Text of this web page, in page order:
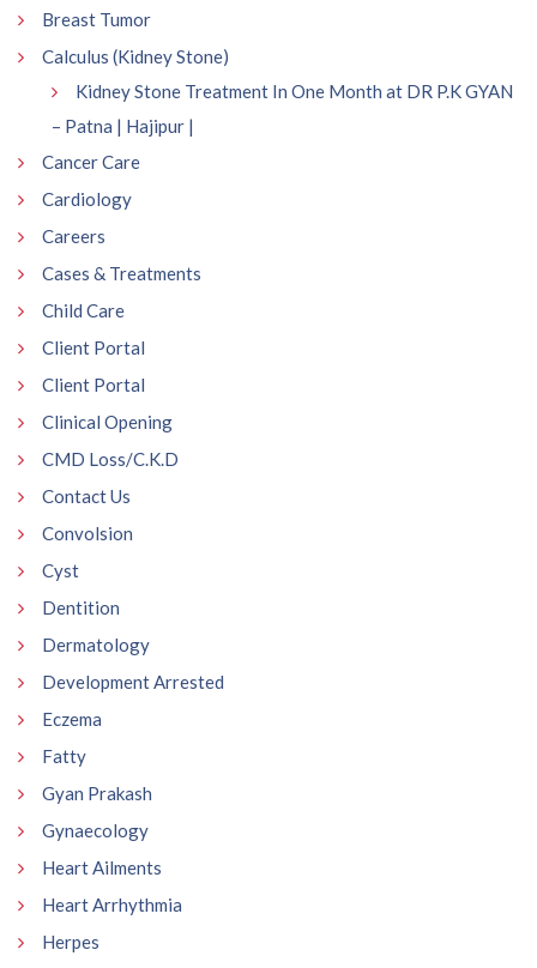
Breast Tumor
Calculus (Kidney Stone)
Kidney Stone Treatment In One Month at DR P.K GYAN
– Patna | Hajipur |
Cancer Care
Cardiology
Careers
Cases & Treatments
Child Care
Client Portal
Client Portal
Clinical Opening
CMD Loss/C.K.D
Contact Us
Convolsion
Cyst
Dentition
Dermatology
Development Arrested
Eczema
Fatty
Gyan Prakash
Gynaecology
Heart Ailments
Heart Arrhythmia
Herpes